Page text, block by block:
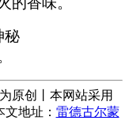
秘
原创丨本网站采用
地址： 雷德古尔蒙